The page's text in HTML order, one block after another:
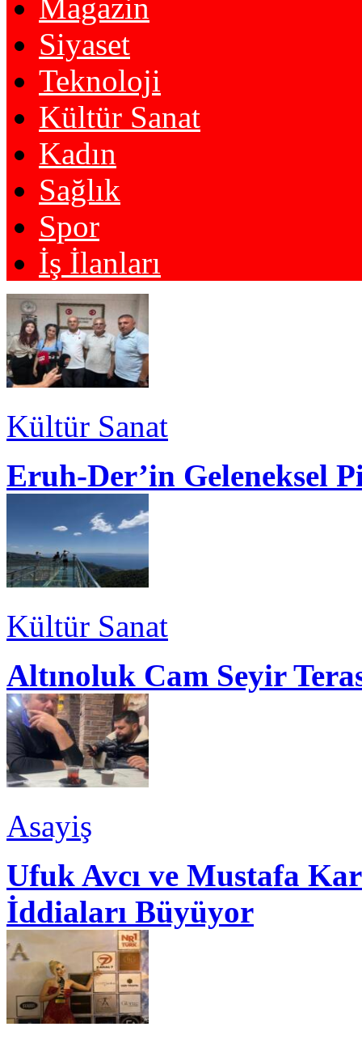
Magazin
Siyaset
Teknoloji
Kültür Sanat
Kadın
Sağlık
Spor
İş İlanları
Kültür Sanat
Eruh-Der’in Geleneksel
Kültür Sanat
Altınoluk Cam Seyir
Asayiş
Ufuk Avcı ve Mustafa
İddiaları Büyüyor